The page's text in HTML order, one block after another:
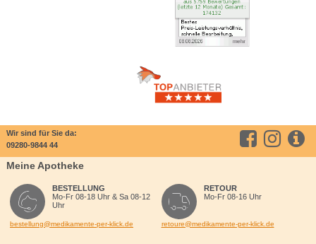
Wir sind für Sie da:
09280-9844 44
Meine Apotheke
BESTELLUNG
Mo-Fr 08-18 Uhr & Sa 08-12
Uhr
bestellung@medikamente-per-klick.de
RETOUR
Mo-Fr 08-16 Uhr
retoure@medikamente-per-klick.de